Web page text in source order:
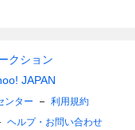
クション
JAPAN
ンター
利用規約
ヘルプ・お問い合わせ